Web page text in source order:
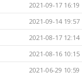
2021-09-17 16:19
2021-09-14 19:57
2021-08-17 12:14
2021-08-16 10:15
2021-06-29 10:59